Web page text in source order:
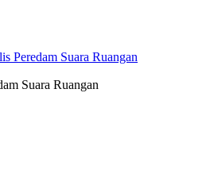
Peredam Suara Ruangan
Suara Ruangan